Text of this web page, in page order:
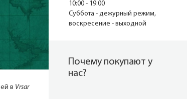
в Vrsar
10:00 - 19:00
Суббота - дежурный режим,
воскресение - выходной
Почему покупают у
нас?